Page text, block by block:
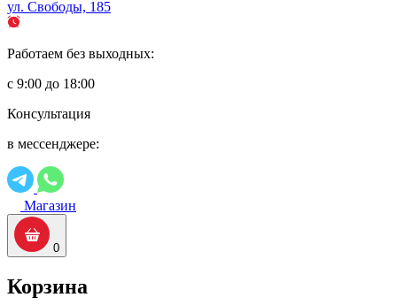
ул. Свободы, 185
Работаем без выходных:
с 9:00 до 18:00
Консультация
в мессенджере:
Магазин
0
Корзина